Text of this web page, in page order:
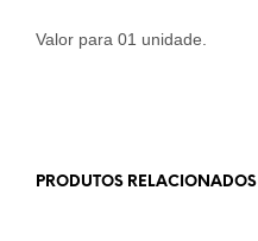
Valor para 01 unidade.
PRODUTOS RELACIONADOS